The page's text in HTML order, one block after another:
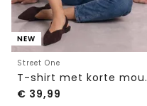
NEW
Street One
T-shirt met
€ 39,99